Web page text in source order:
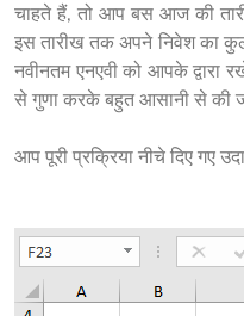
चाहते हैं, तो आप बस आज की
इस तारीख तक अपने निवेश का
नवीनतम एनएवी को आपके
से गुणा करके बहुत आसानी से की
आप पूरी प्रक्रिया नीचे दिए गए